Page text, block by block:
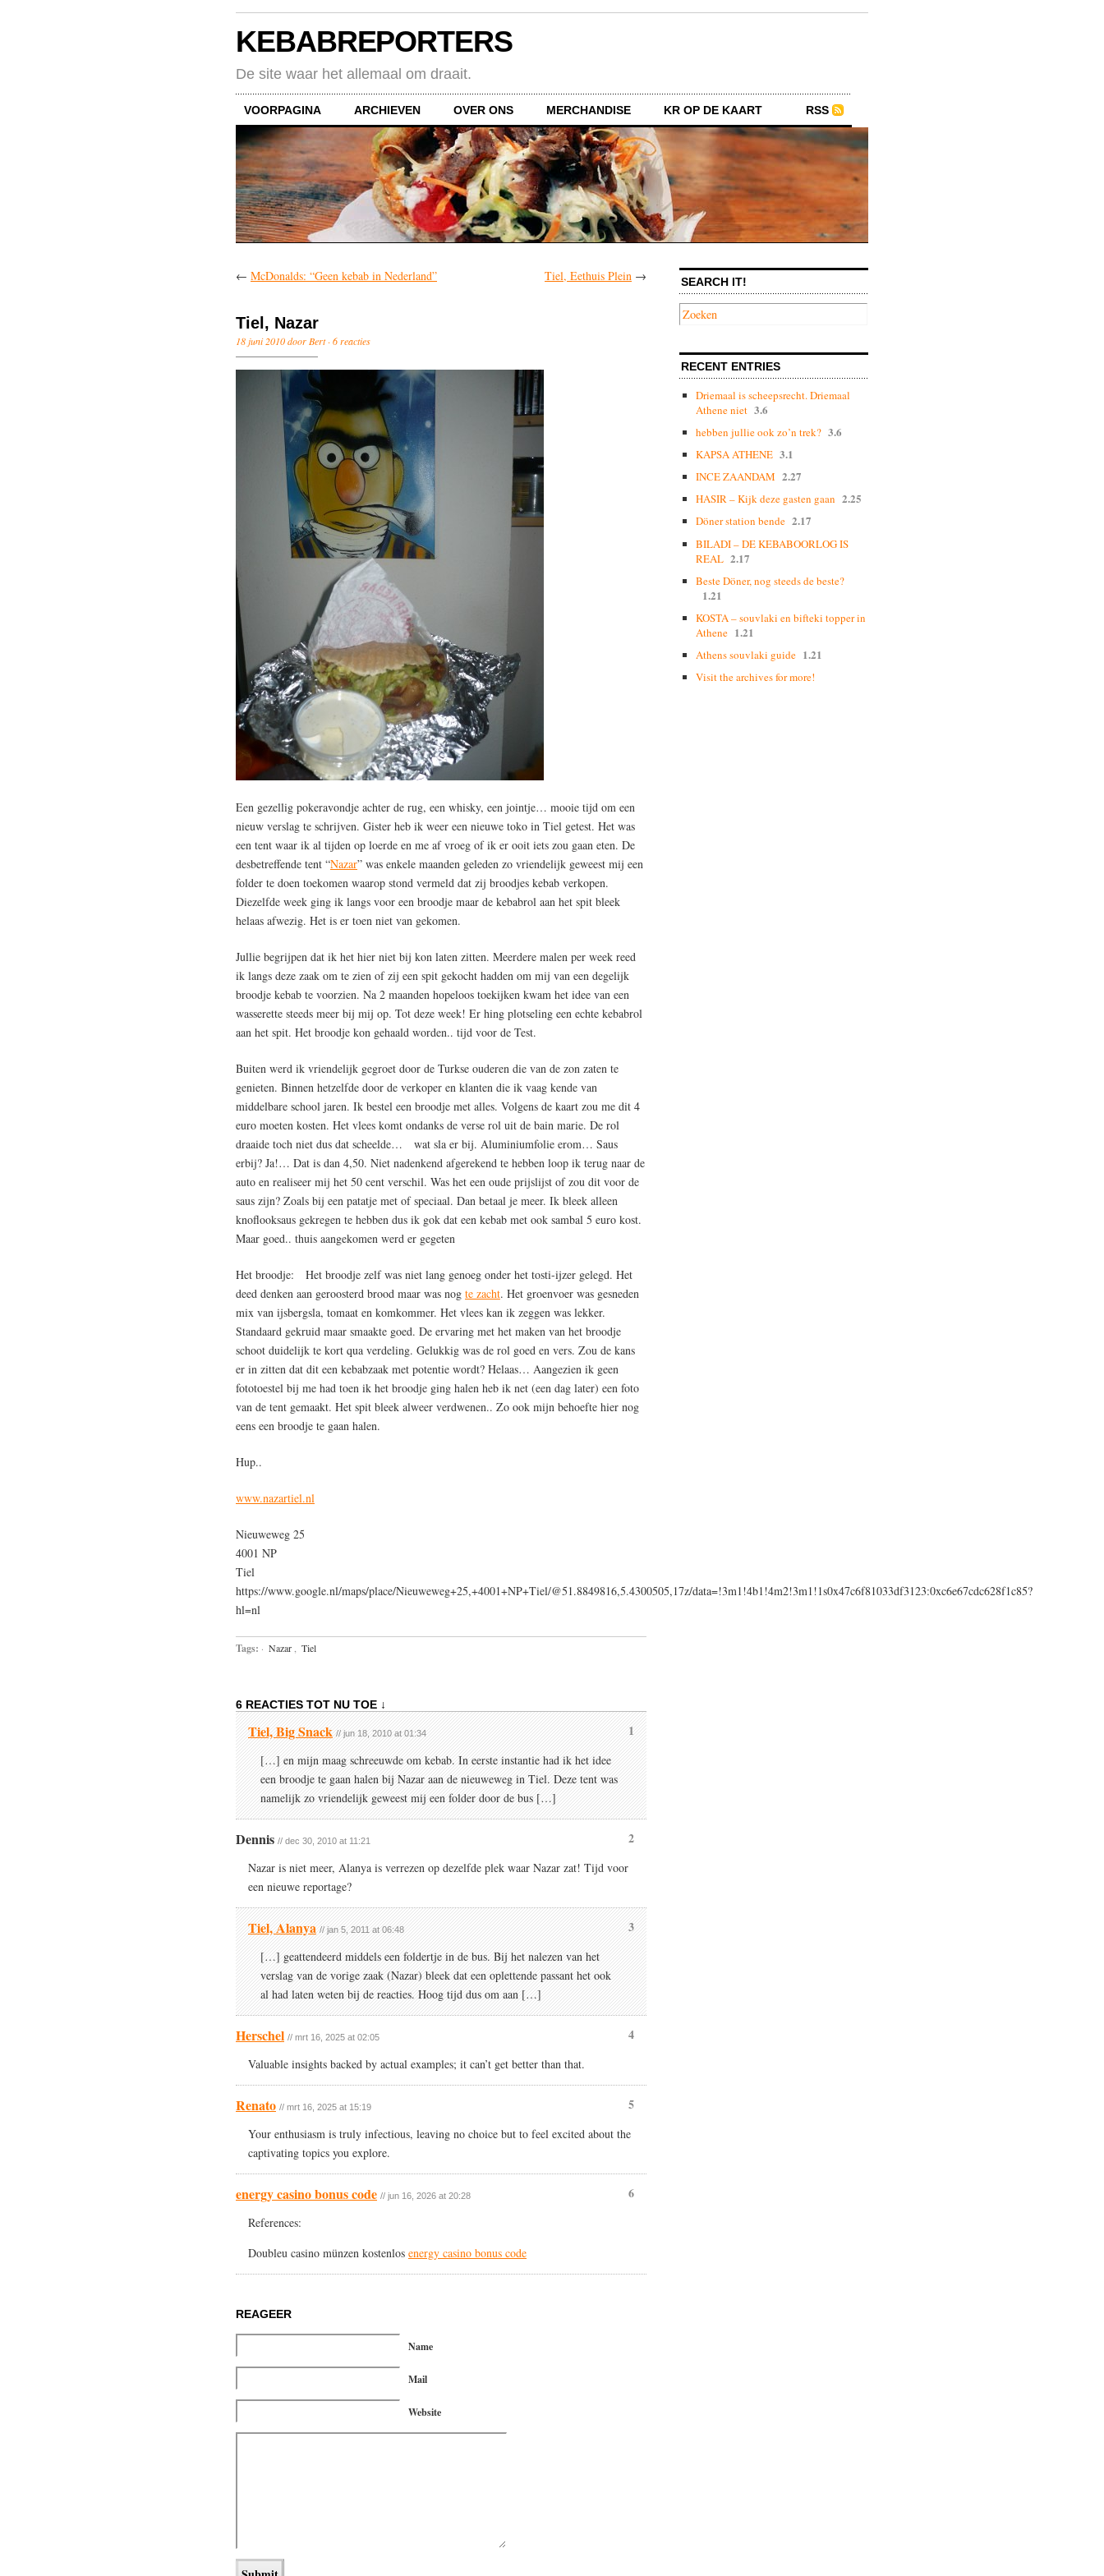
KEBABREPORTERS
De site waar het allemaal om draait.
VOORPAGINA ARCHIEVEN OVER ONS MERCHANDISE KR OP DE KAART RSS
← McDonalds: “Geen kebab in Nederland” Tiel, Eethuis Plein →
Tiel, Nazar
18 juni 2010 door Bert ·6 reacties
Een gezellig pokeravondje achter de rug, een whisky, een jointje… mooie tijd om een
nieuw verslag te schrijven. Gister heb ik weer een nieuwe toko in Tiel getest. Het was
een tent waar ik al tijden op loerde en me af vroeg of ik er ooit iets zou gaan eten. De
desbetreffende tent “Nazar” was enkele maanden geleden zo vriendelijk geweest mij een
folder te doen toekomen waarop stond vermeld dat zij broodjes kebab verkopen.
Diezelfde week ging ik langs voor een broodje maar de kebabrol aan het spit bleek
helaas afwezig. Het is er toen niet van gekomen.
Jullie begrijpen dat ik het hier niet bij kon laten zitten. Meerdere malen per week reed
ik langs deze zaak om te zien of zij een spit gekocht hadden om mij van een degelijk
broodje kebab te voorzien. Na 2 maanden hopeloos toekijken kwam het idee van een
wasserette steeds meer bij mij op. Tot deze week! Er hing plotseling een echte kebabrol
aan het spit. Het broodje kon gehaald worden.. tijd voor de Test.
Buiten werd ik vriendelijk gegroet door de Turkse ouderen die van de zon zaten te
genieten. Binnen hetzelfde door de verkoper en klanten die ik vaag kende van
middelbare school jaren. Ik bestel een broodje met alles. Volgens de kaart zou me dit 4
euro moeten kosten. Het vlees komt ondanks de verse rol uit de bain marie. De rol
draaide toch niet dus dat scheelde… wat sla er bij. Aluminiumfolie erom… Saus
erbij? Ja!… Dat is dan 4,50. Niet nadenkend afgerekend te hebben loop ik terug naar de
auto en realiseer mij het 50 cent verschil. Was het een oude prijslijst of zou dit voor de
saus zijn? Zoals bij een patatje met of speciaal. Dan betaal je meer. Ik bleek alleen
knoflooksaus gekregen te hebben dus ik gok dat een kebab met ook sambal 5 euro kost.
Maar goed.. thuis aangekomen werd er gegeten
Het broodje: Het broodje zelf was niet lang genoeg onder het tosti-ijzer gelegd. Het
deed denken aan geroosterd brood maar was nog te zacht. Het groenvoer was gesneden
mix van ijsbergsla, tomaat en komkommer. Het vlees kan ik zeggen was lekker.
Standaard gekruid maar smaakte goed. De ervaring met het maken van het broodje
schoot duidelijk te kort qua verdeling. Gelukkig was de rol goed en vers. Zou de kans
er in zitten dat dit een kebabzaak met potentie wordt? Helaas… Aangezien ik geen
fototoestel bij me had toen ik het broodje ging halen heb ik net (een dag later) een foto
van de tent gemaakt. Het spit bleek alweer verdwenen.. Zo ook mijn behoefte hier nog
eens een broodje te gaan halen.
Hup..
www.nazartiel.nl
Nieuweweg 25
4001 NP
Tiel
https://www.google.nl/maps/place/Nieuweweg+25,+4001+NP+Tiel/@51.8849816,5.4300505,17z/data=!3m1!4b1!4m2!3m1!1s0x47c6f81033df3123:0xc6e67cdc628f1c85?
hl=nl
Tags: · Nazar Tiel
6 REACTIES TOT NU TOE ↓
1
Tiel, Big Snack // jun 18, 2010 at 01:34
[…] en mijn maag schreeuwde om kebab. In eerste instantie had ik het idee
een broodje te gaan halen bij Nazar aan de nieuweweg in Tiel. Deze tent was
namelijk zo vriendelijk geweest mij een folder door de bus […]
2
Dennis // dec 30, 2010 at 11:21
Nazar is niet meer, Alanya is verrezen op dezelfde plek waar Nazar zat! Tijd voor
een nieuwe reportage?
3
Tiel, Alanya // jan 5, 2011 at 06:48
[…] geattendeerd middels een foldertje in de bus. Bij het nalezen van het
verslag van de vorige zaak (Nazar) bleek dat een oplettende passant het ook
al had laten weten bij de reacties. Hoog tijd dus om aan […]
4
Herschel // mrt 16, 2025 at 02:05
Valuable insights backed by actual examples; it can’t get better than that.
5
Renato // mrt 16, 2025 at 15:19
Your enthusiasm is truly infectious, leaving no choice but to feel excited about the
captivating topics you explore.
6
energy casino bonus code // jun 16, 2026 at 20:28
References:
Doubleu casino münzen kostenlos energy casino bonus code
REAGEER
Name
Mail
Website
SEARCH IT!
RECENT ENTRIES
Driemaal is scheepsrecht. Driemaal
Athene niet 3.6
hebben jullie ook zo’n trek? 3.6
KAPSA ATHENE 3.1
INCE ZAANDAM 2.27
HASIR – Kijk deze gasten gaan 2.25
Döner station bende 2.17
BILADI – DE KEBABOORLOG IS
REAL 2.17
Beste Döner, nog steeds de beste?
1.21
KOSTA – souvlaki en bifteki topper in
Athene 1.21
Athens souvlaki guide 1.21
Visit the archives for more!